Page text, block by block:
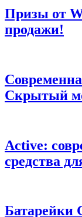
Призы от
продажи!
Скрытый
Active:
средства
Батарейки